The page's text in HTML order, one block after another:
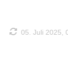
05. Juli 2025,